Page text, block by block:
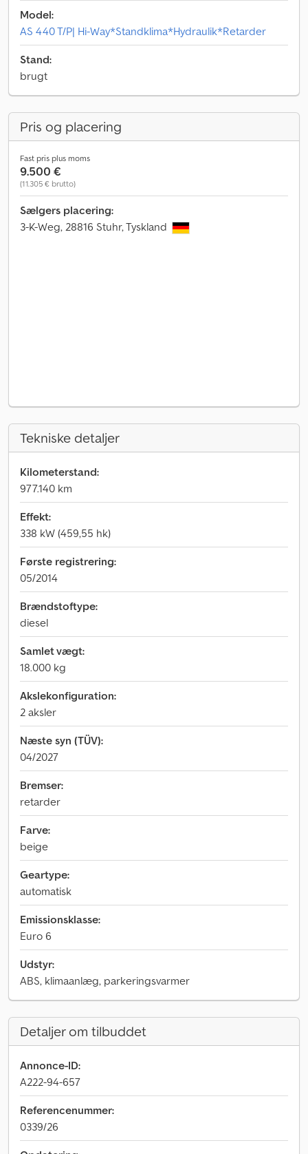
Model:
AS 440 T/P| Hi-Way*Standklima*Hydraulik*Retarder
Stand:
brugt
Pris og placering
Fast pris plus moms
9.500 €
(11.305 € brutto)
Sælgers placering:
3-K-Weg, 28816 Stuhr, Tyskland
Tekniske detaljer
Kilometerstand:
977.140 km
Effekt:
338 kW (459,55 hk)
Første registrering:
05/2014
Brændstoftype:
diesel
Samlet vægt:
18.000 kg
Akslekonfiguration:
2 aksler
Næste syn (TÜV):
04/2027
Bremser:
retarder
Farve:
beige
Geartype:
automatisk
Emissionsklasse:
Euro 6
Udstyr:
ABS, klimaanlæg, parkeringsvarmer
Detaljer om tilbuddet
Annonce-ID:
A222-94-657
Referencenummer:
0339/26